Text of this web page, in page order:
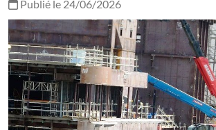
Publié le 24/06/2026